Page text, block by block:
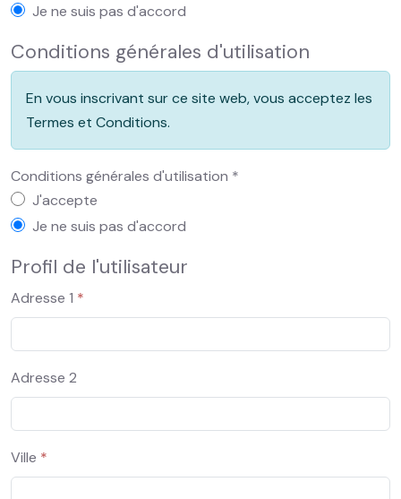
Je ne suis pas d'accord
Conditions générales d'utilisation
En vous inscrivant sur ce site web, vous acceptez les
Termes et Conditions.
Conditions générales d'utilisation *
Conditions générales d'utilisation
J'accepte
Je ne suis pas d'accord
Profil de l'utilisateur
Adresse 1 *
Adresse 2
Ville *